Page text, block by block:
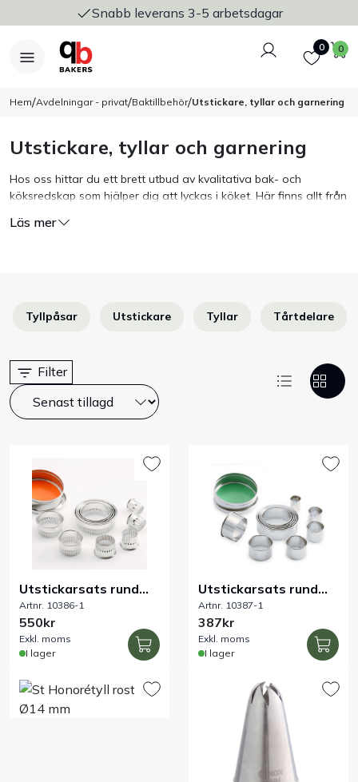
Snabb leverans 3-5 arbetsdagar
Logga in
Favoriter
0 0
Nyheter
Bakers Pureline
Bord
Maskiner & apparater
Exponering & servering
Städutrustning
Arbetskläder
Plåtbyte
Hem/Avdelningar - privat/Baktillbehör/Utstickare, tyllar och garnering
Utstickare, tyllar och garnering
Hos oss hittar du ett brett utbud av kvalitativa bak- och
köksredskap som hjälper dig att lyckas i köket. Här finns allt från
Alla våra produkter håller hög kvalitet och har breda
Läs mer
Tyllpåsar Utstickare Tyllar Tårtdelare
Filter
Utstickarsats rund
krusig rostfri 11-del
Artnr. 10386-1
550kr
Exkl. moms
I lager
Utstickarsats rund
rostfri 11-del
Artnr. 10387-1
387kr
Exkl. moms
I lager